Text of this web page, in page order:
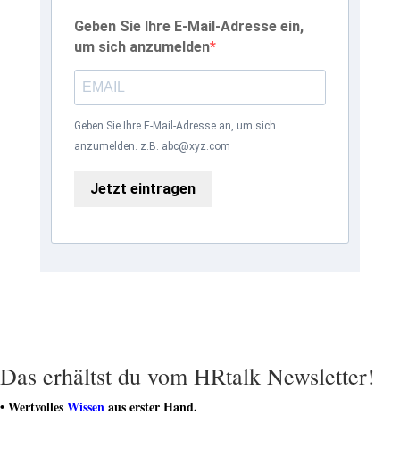
Geben Sie Ihre E-Mail-Adresse ein,
um sich anzumelden
Geben Sie Ihre E-Mail-Adresse an, um sich
anzumelden. z.B. abc@xyz.com
Jetzt eintragen
Das erhältst du vom HRtalk Newsletter!
• WertvollesWissenaus erster Hand.